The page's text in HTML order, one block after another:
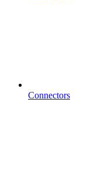
Connectors